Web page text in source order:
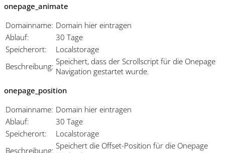
onepage_animate
Domainname: Domain hier eintragen
Ablauf:
30 Tage
Speicherort:
Localstorage
Beschreibung: Speichert, dass der Scrollscript für die Onepage
Navigation gestartet wurde.
onepage_position
Domainname: Domain hier eintragen
Ablauf:
30 Tage
Speicherort:
Localstorage
Beschreibung: Speichert die Offset-Position für die Onepage